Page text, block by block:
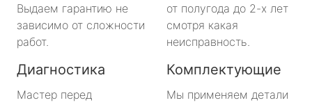
Выдаем гарантию не
зависимо от сложности
работ.
от полугода до 2-х лет
смотря какая
неисправность.
Диагностика
Мастер перед
Комплектующие
Мы применяем детали